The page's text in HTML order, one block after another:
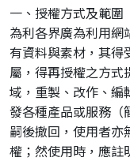
一、授權方式及範圍
為利各界廣為利用網
有資料與素材，其
屬，得再授權之方
域，重製、改作、編
發各種產品或服務（
嗣後撤回，使用者
權；然使用時，應註